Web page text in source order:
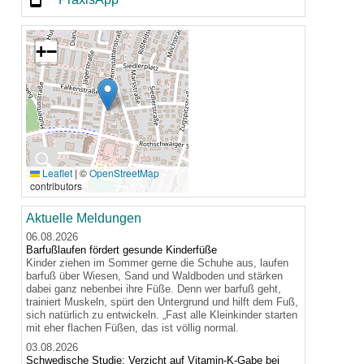
🔍
+−
Leaflet | ©OpenStreetMap
contributors
Aktuelle Meldungen
06.08.2026
Barfußlaufen fördert gesunde Kinderfüße
Kinder ziehen im Sommer gerne die Schuhe aus, laufen
barfuß über Wiesen, Sand und Waldboden und stärken
dabei ganz nebenbei ihre Füße. Denn wer barfuß geht,
trainiert Muskeln, spürt den Untergrund und hilft dem Fuß,
sich natürlich zu entwickeln. „Fast alle Kleinkinder starten
mit eher flachen Füßen, das ist völlig normal.
03.08.2026
Schwedische Studie: Verzicht auf Vitamin-K-Gabe bei